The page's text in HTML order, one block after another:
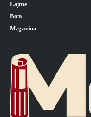
Lajme
Bota
Magazina